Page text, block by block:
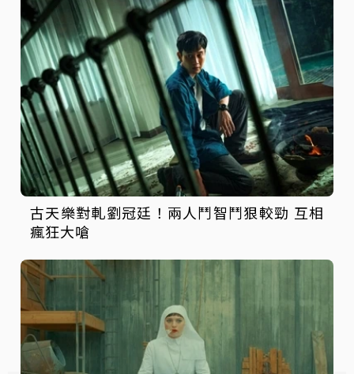
古天樂對軋劉冠廷！兩人鬥智鬥狠較勁 互相
瘋狂大嗆